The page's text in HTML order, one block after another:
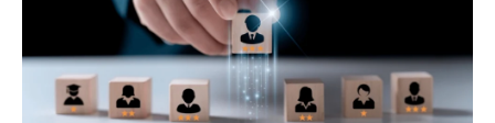
dtac Mobile Security
Smart Connect